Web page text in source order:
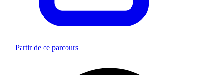
Partir de ce parcours